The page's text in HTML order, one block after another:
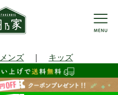
メンズ ｜ キッズ